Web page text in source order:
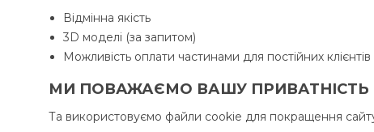
1 3 2 4 3
Відмінна якість
3D моделі (за запитом)
Можливість оплати частинами для постійних клієнтів
МИ ПОВАЖАЄМО ВАШУ ПРИВАТНІСТЬ
Та використовуємо файли cookie для покращення сайту